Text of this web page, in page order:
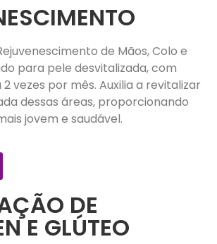
de Mãos, Colo e
para pele desvitalizada, com
2 vezes por mês. Auxilia a revitalizar
dessas áreas, proporcionando
jovem e saudável.
DE
E GLÚTEO